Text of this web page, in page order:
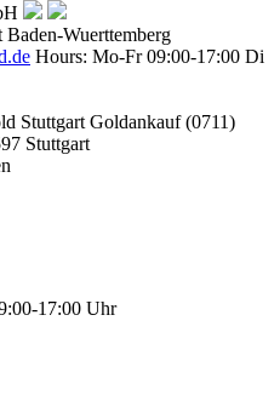
Baden-Wuerttemberg
Hours: Mo-Fr 09:00-17:00 Di
Stuttgart Goldankauf (0711)
Stuttgart
17:00 Uhr